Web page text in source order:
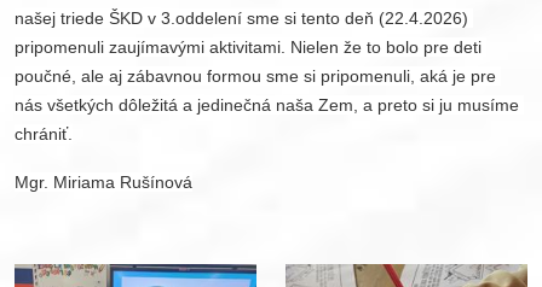
našej triede ŠKD v 3.oddelení sme si tento deň (22.4.2026)
pripomenuli zaujímavými aktivitami. Nielen že to bolo pre deti
poučné, ale aj zábavnou formou sme si pripomenuli, aká je pre
nás všetkých dôležitá a jedinečná naša Zem, a preto si ju musíme
chrániť.
Mgr. Miriama Rušínová